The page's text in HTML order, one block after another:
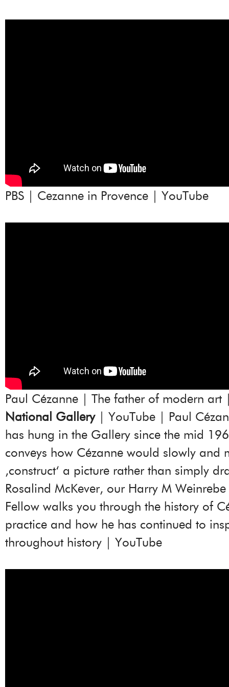
PBS | Cezanne in Provence | YouTube
Paul Cézanne | The father of modern
National Gallery| YouTube | Paul
has hung in the Gallery since the mid
conveys how Cézanne would slowly and
‚construct‘ a picture rather than simply
Rosalind McKever, our Harry M
Fellow walks you through the history of
practice and how he has continued to
throughout history | YouTube